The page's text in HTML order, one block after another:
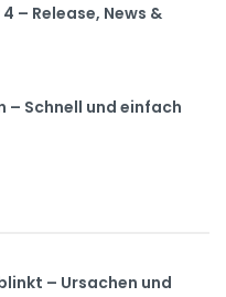
– Release, News &
– Schnell und einfach
– Ursachen und